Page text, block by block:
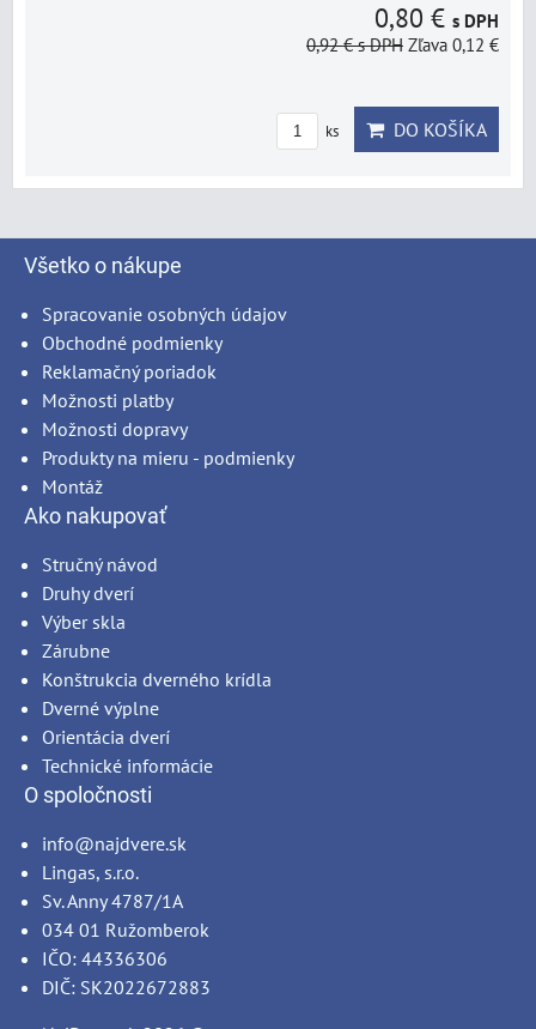
0,80 € s DPH
0,92 €s DPH Zľava 0,12 €
ks DO KOŠÍKA
Všetko o nákupe
Spracovanie osobných údajov
Obchodné podmienky
Reklamačný poriadok
Možnosti platby
Možnosti dopravy
Produkty na mieru - podmienky
Montáž
Ako nakupovať
Stručný návod
Druhy dverí
Výber skla
Zárubne
Konštrukcia dverného krídla
Dverné výplne
Orientácia dverí
Technické informácie
O spoločnosti
info@najdvere.sk
Lingas, s.r.o.
Sv. Anny 4787/1A
034 01 Ružomberok
IČO: 44336306
DIČ: SK2022672883